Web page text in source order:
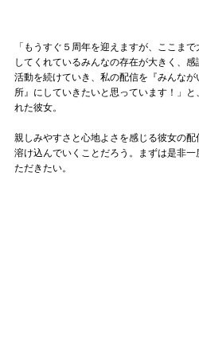
「もうすぐ５周年を迎えますが、ここま
してくれているみんなの存在が大きく、
活動を続けていき、私の配信を『みんな
所』にしていきたいと思っています！」
れた彼女。
親しみやすさと心地よさを感じる彼女の
溶け込んでいくことだろう。まずは是非
ただきたい。